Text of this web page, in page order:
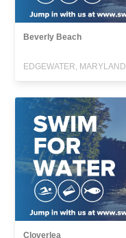
Beverly Beach
EDGEWATER, MARYLAND
Cloverlea